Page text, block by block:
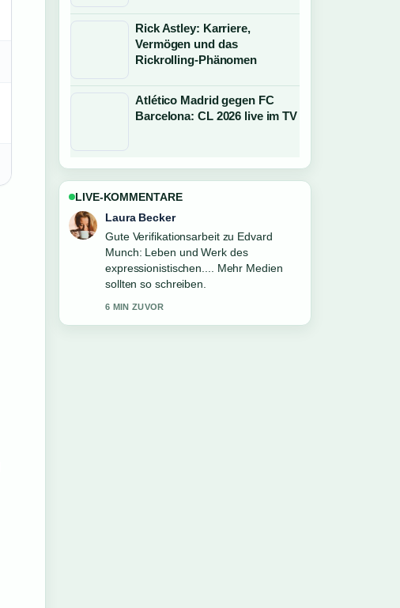
Rick Astley: Karriere,
Vermögen und das
Rickrolling-Phänomen
Atlético Madrid gegen FC
Barcelona: CL 2026 live im TV
LIVE-KOMMENTARE
Nico Hoffmann
Starke Einordnung zu Ashley Benson
2026: Karriere, Familie, Krankheit
&#038;.... Das ist die klarste
Zusammenfassung, die ich heute